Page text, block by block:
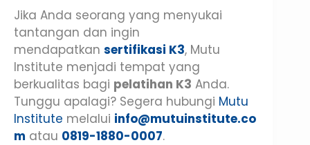
Jika Anda seorang yang menyukai
tantangan dan ingin
mendapatkan sertifikasi K3, Mutu
Institute menjadi tempat yang
berkualitas bagi pelatihan K3 Anda.
Tunggu apalagi? Segera hubungi Mutu
Institute melalui info@mutuinstitute.co
m atau 0819-1880-0007.